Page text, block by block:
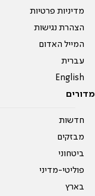
מדיניות פרטיות
הצהרת נגישות
המייל האדום
עברית
English
מדורים
חדשות
מבזקים
ביטחוני
פוליטי-מדיני
בארץ